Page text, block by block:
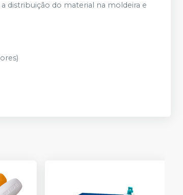
distribuição do material na moldeira e